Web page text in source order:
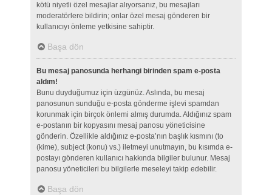
kötü niyetli özel mesajlar alıyorsanız, bu mesajları
moderatörlere bildirin; onlar özel mesaj gönderen bir
kullanıcıyı önleme yetkisine sahiptir.
Başa dön
Bu mesaj panosunda herhangi birinden spam e-posta
aldım!
Bunu duyduğumuz için üzgünüz. Aslında, bu mesaj
panosunun sunduğu e-posta gönderme işlevi spamdan
korunmak için birçok önlemi almış durumda. Aldığınız spam
e-postanın bir kopyasını mesaj panosu yöneticisine
gönderin. Özellikle aldığınız e-posta’nın başlık kısmını (to
(kime), subject (konu) vs.) iletmeyi unutmayın, bu kısımda e-
postayı gönderen kullanıcı hakkında bilgiler bulunur. Mesaj
panosu yöneticileri bu bilgilerle meseleyi takip edebilir.
Başa dön